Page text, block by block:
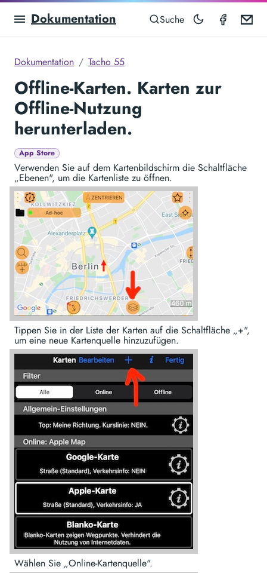
Dokumentation Suche
Dokumentation Tacho 55
Offline-Karten. Karten zur
Offline-Nutzung
herunterladen.
App Store
Verwenden Sie auf dem Kartenbildschirm die Schaltfläche
„Ebenen", um die Kartenliste zu öffnen.
Tippen Sie in der Liste der Karten auf die Schaltfläche „+",
um eine neue Kartenquelle hinzuzufügen.
Wählen Sie „Online-Kartenquelle".